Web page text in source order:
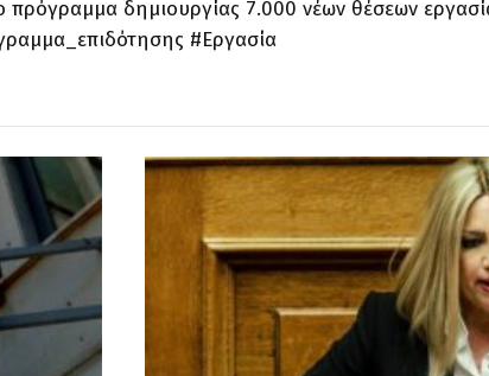
πρόγραμμα δημιουργίας 7.000 νέων θέσεων
#Εργασία